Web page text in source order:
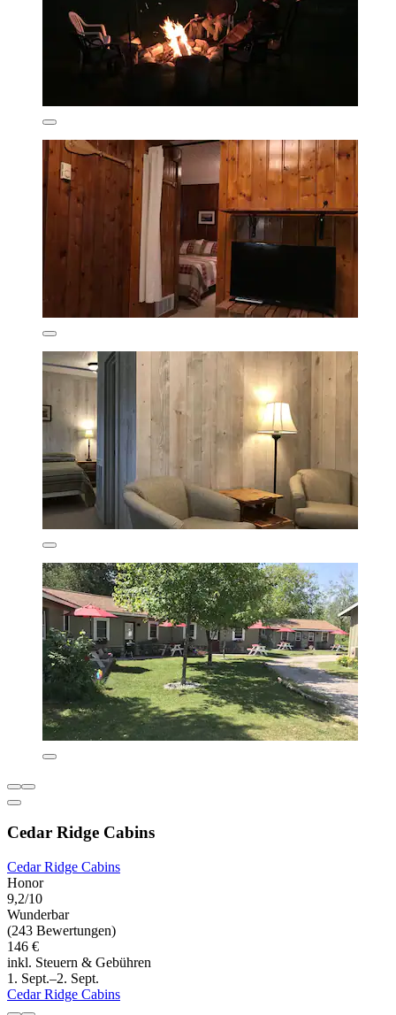
Cedar Ridge Cabins
Cedar Ridge Cabins
Honor
9,2/10
Wunderbar
(243 Bewertungen)
146 €
inkl. Steuern & Gebühren
1. Sept.–2. Sept.
Cedar Ridge Cabins